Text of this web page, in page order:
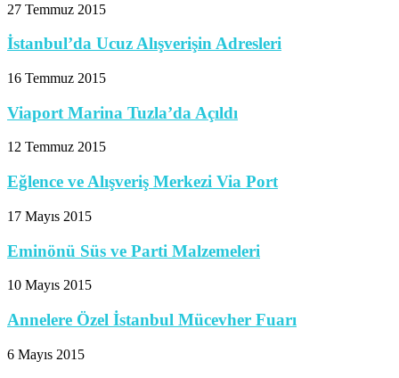
27 Temmuz 2015
İstanbul’da Ucuz Alışverişin Adresleri
16 Temmuz 2015
Viaport Marina Tuzla’da Açıldı
12 Temmuz 2015
Eğlence ve Alışveriş Merkezi Via Port
17 Mayıs 2015
Eminönü Süs ve Parti Malzemeleri
10 Mayıs 2015
Annelere Özel İstanbul Mücevher Fuarı
6 Mayıs 2015